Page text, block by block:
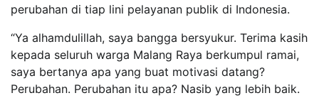
perubahan di tiap lini pelayanan publik di Indonesia.
“Ya alhamdulillah, saya bangga bersyukur. Terima kasih
kepada seluruh warga Malang Raya berkumpul ramai,
saya bertanya apa yang buat motivasi datang?
Perubahan. Perubahan itu apa? Nasib yang lebih baik.